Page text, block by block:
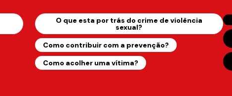
O que esta por trás do crime de violência
sexual?
Como contribuir com a prevenção?
Como acolher uma vítima?